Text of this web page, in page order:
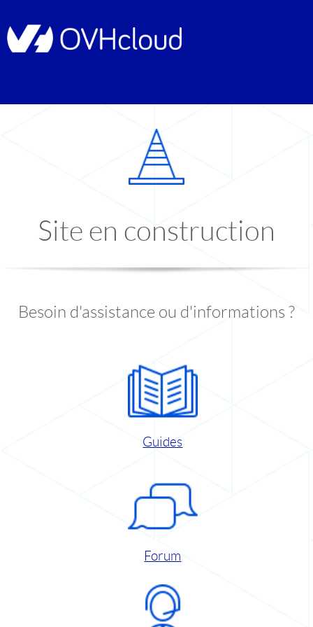
Site en construction
Besoin d'assistance ou d'informations ?
Guides
Forum